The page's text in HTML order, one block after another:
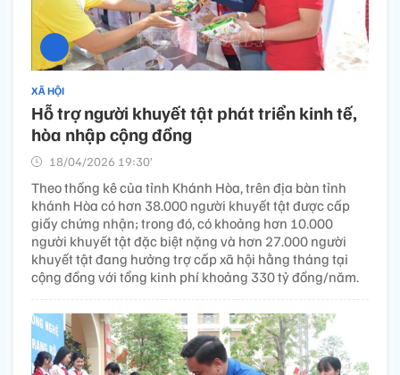
XÃ HỘI
Hỗ trợ người khuyết tật phát triển kinh tế,
hòa nhập cộng đồng
18/04/2026 19:30’
Theo thống kê của tỉnh Khánh Hòa, trên địa bàn tỉnh
khánh Hòa có hơn 38.000 người khuyết tật được cấp
giấy chứng nhận; trong đó, có khoảng hơn 10.000
người khuyết tật đặc biệt nặng và hơn 27.000 người
khuyết tật đang hưởng trợ cấp xã hội hằng tháng tại
cộng đồng với tổng kinh phí khoảng 330 tỷ đồng/năm.